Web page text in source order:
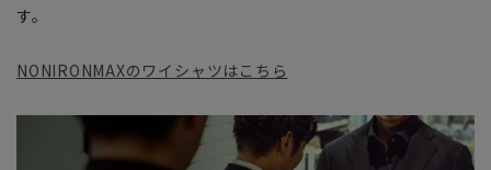
す。
NONIRONMAXのワイシャツはこちら